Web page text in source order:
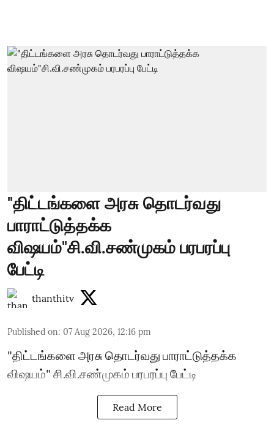
"திட்டங்களை அரசு தொடர்வது
பாராட்டுத்தக்க
விஷயம்"சி.வி.சண்முகம் பரபரப்பு
பேட்டி
thanthitv
Published on: 07 Aug 2026, 12:16 pm
"திட்டங்களை அரசு தொடர்வது பாராட்டுத்தக்க
விஷயம்" சி.வி.சண்முகம் பரபரப்பு பேட்டி
Read More